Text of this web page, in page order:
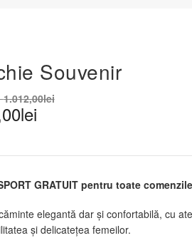
Souvenir
1.012,00lei
lei
GRATUIT pentru toate
elegantă dar și confortabilă, cu
și delicatețea femeilor.